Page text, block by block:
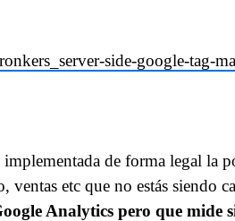
side-google-tag-
de forma legal la
ventas etc que no estás siendo
Analytics pero que mide